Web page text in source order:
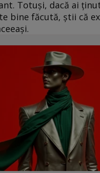
Totuși, dacă ai
bine făcută, știi că